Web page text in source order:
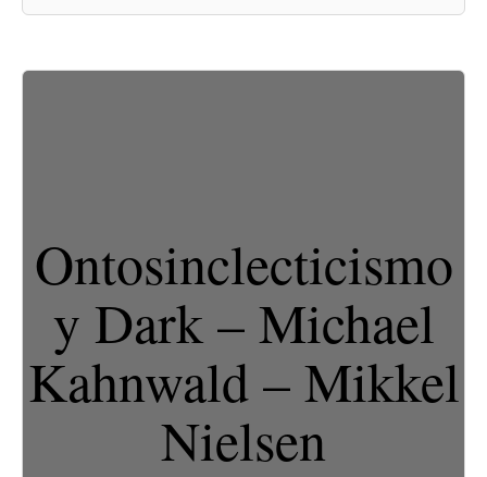
Ontosinclecticismo
y Dark – Michael
Kahnwald – Mikkel
Nielsen